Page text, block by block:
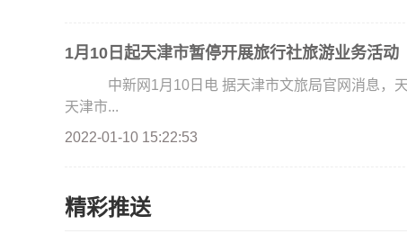
1月10日起天津市暂停开展旅行社旅游业务活动
中新网1月10日电 据天津市文旅局官网消息，天
天津市...
2022-01-10 15:22:53
精彩推送